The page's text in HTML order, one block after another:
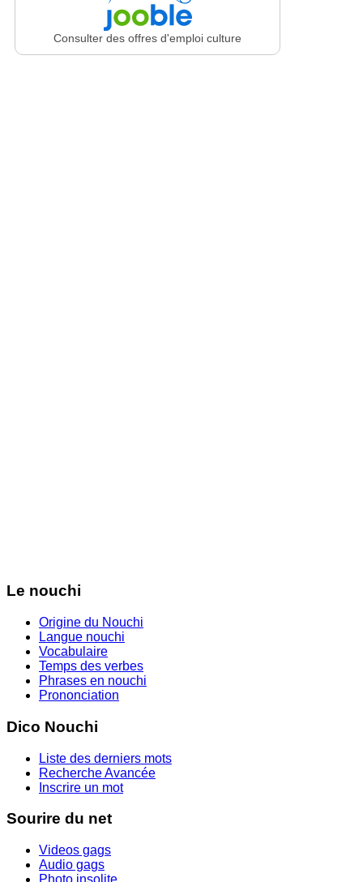
Consulter des offres d'emploi culture
Le nouchi
Origine du Nouchi
Langue nouchi
Vocabulaire
Temps des verbes
Phrases en nouchi
Prononciation
Dico Nouchi
Liste des derniers mots
Recherche Avancée
Inscrire un mot
Sourire du net
Videos gags
Audio gags
Photo insolite